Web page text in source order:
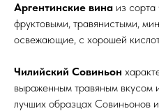
Аргентинские вина из
фруктовыми, травянистыми,
освежающие, с хорошей
Чилийский Совиньон
выраженным травяным вкусом
лучших образцах